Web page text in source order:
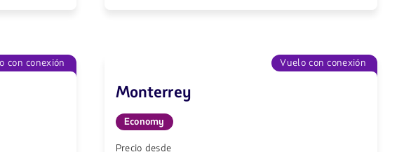
con conexión Vuelo con conexión
Monterrey
Economy
Precio desde